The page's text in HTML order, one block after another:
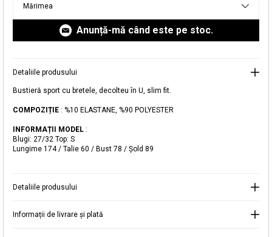
Mărimea
Anunță-mă când este pe stoc.
Detaliile produsului
Bustieră sport cu bretele, decolteu în U, slim fit.
COMPOZIȚIE : %10 ELASTANE, %90 POLYESTER
INFORMAȚII MODEL :
Blugi: 27/32 Top: S
Lungime 174 / Talie 60 / Bust 78 / Şold 89
Detaliile produsului
Informații de livrare și plată
Magazinele noastre
Puteți ajunge la magazinul KOTON pe care îl căutați
selectând informațiile despre țară și oraș.
Selecteaza țara
Alertă de stoc
Adăugat în coș